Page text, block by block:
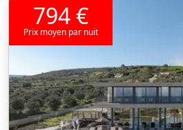
794 €
Prix moyen par nuit